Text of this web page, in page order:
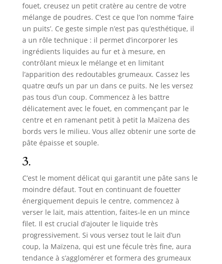
fouet, creusez un petit cratère au centre de votre
mélange de poudres. C’est ce que l’on nomme ‘faire
un puits’. Ce geste simple n’est pas qu’esthétique, il
a un rôle technique : il permet d’incorporer les
ingrédients liquides au fur et à mesure, en
contrôlant mieux le mélange et en limitant
l’apparition des redoutables grumeaux. Cassez les
quatre œufs un par un dans ce puits. Ne les versez
pas tous d’un coup. Commencez à les battre
délicatement avec le fouet, en commençant par le
centre et en ramenant petit à petit la Maïzena des
bords vers le milieu. Vous allez obtenir une sorte de
pâte épaisse et souple.
3.
C’est le moment délicat qui garantit une pâte sans le
moindre défaut. Tout en continuant de fouetter
énergiquement depuis le centre, commencez à
verser le lait, mais attention, faites-le en un mince
filet. Il est crucial d’ajouter le liquide très
progressivement. Si vous versez tout le lait d’un
coup, la Maïzena, qui est une fécule très fine, aura
tendance à s’agglomérer et formera des grumeaux